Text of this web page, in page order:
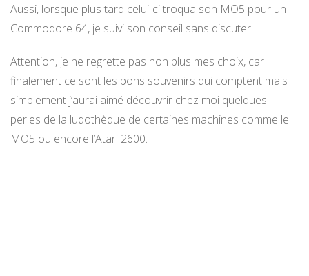
Aussi, lorsque plus tard celui-ci troqua son MO5 pour un
Commodore 64, je suivi son conseil sans discuter.
Attention, je ne regrette pas non plus mes choix, car
finalement ce sont les bons souvenirs qui comptent mais
simplement j’aurai aimé découvrir chez moi quelques
perles de la ludothèque de certaines machines comme le
MO5 ou encore l’Atari 2600.